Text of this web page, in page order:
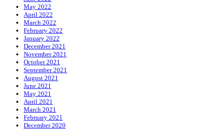
May 2022
April 2022
March 2022
February 2022
January 2022
December 2021
November 2021
October 2021
September 2021
August 2021
June 2021
May 2021
April 2021
March 2021
February 2021
December 2020